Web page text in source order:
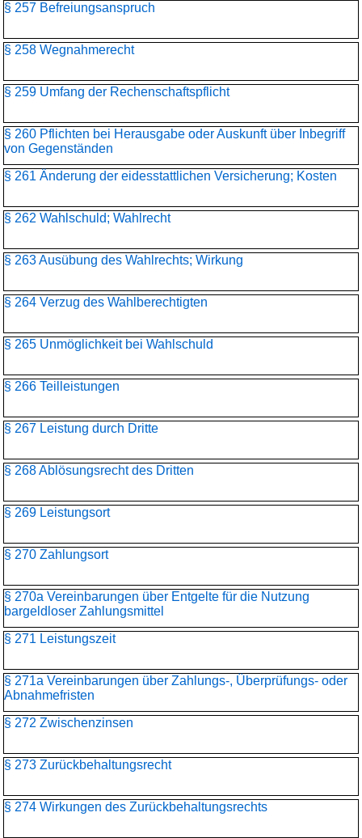
§ 257 Befreiungsanspruch
§ 258 Wegnahmerecht
§ 259 Umfang der Rechenschaftspflicht
§ 260 Pflichten bei Herausgabe oder Auskunft über Inbegriff
von Gegenständen
§ 261 Änderung der eidesstattlichen Versicherung; Kosten
§ 262 Wahlschuld; Wahlrecht
§ 263 Ausübung des Wahlrechts; Wirkung
§ 264 Verzug des Wahlberechtigten
§ 265 Unmöglichkeit bei Wahlschuld
§ 266 Teilleistungen
§ 267 Leistung durch Dritte
§ 268 Ablösungsrecht des Dritten
§ 269 Leistungsort
§ 270 Zahlungsort
§ 270a Vereinbarungen über Entgelte für die Nutzung
bargeldloser Zahlungsmittel
§ 271 Leistungszeit
§ 271a Vereinbarungen über Zahlungs-, Überprüfungs- oder
Abnahmefristen
§ 272 Zwischenzinsen
§ 273 Zurückbehaltungsrecht
§ 274 Wirkungen des Zurückbehaltungsrechts